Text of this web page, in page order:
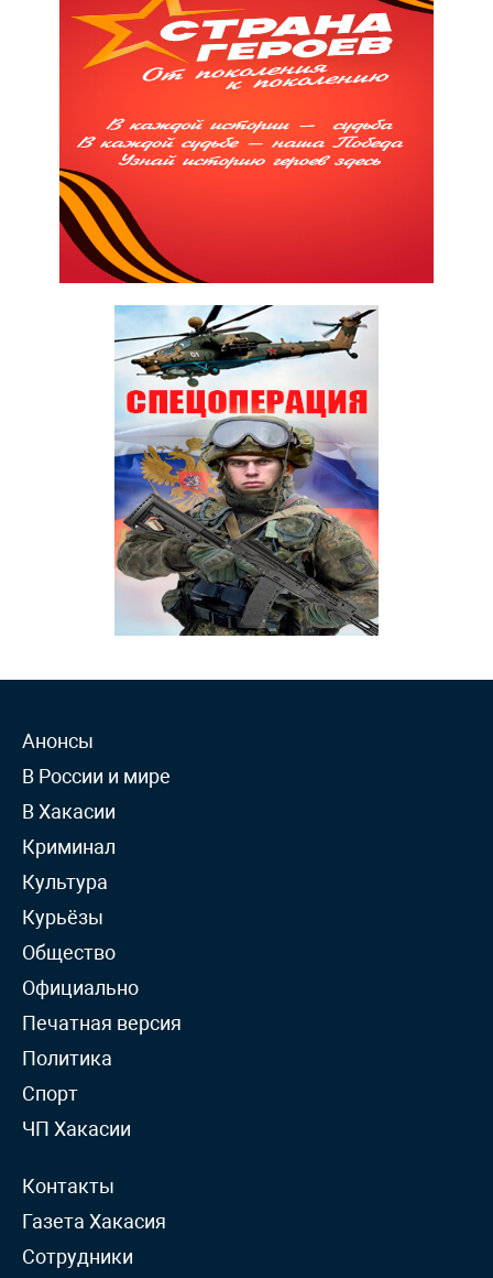
Анонсы
В России и мире
В Хакасии
Криминал
Культура
Курьёзы
Общество
Официально
Печатная версия
Политика
Спорт
ЧП Хакасии
Контакты
Газета Хакасия
Сотрудники